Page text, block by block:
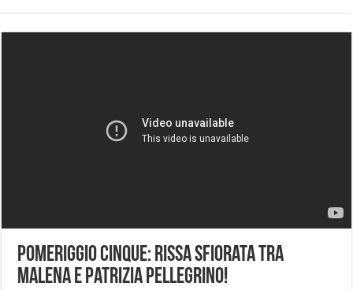
Pomeriggio Cinque: rissa sfiorata tra
Malena e Patrizia Pellegrino!